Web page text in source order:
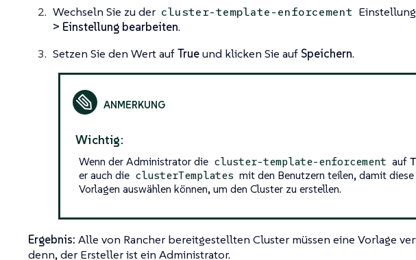
Wechseln Sie zu der cluster-template-enforcement
> Einstellung bearbeiten.
Setzen Sie den Wert aufTrueund klicken Sie auf Speichern.
Wichtig:
Wenn der Administrator die cluster-template-enforcement auf
er auch die clusterTemplates mit den Benutzern teilen, damit diese
Vorlagen auswählen können, um den Cluster zu erstellen.
Ergebnis: Alle von Rancher bereitgestellten Cluster müssen eine Vorlage
denn, der Ersteller ist ein Administrator.